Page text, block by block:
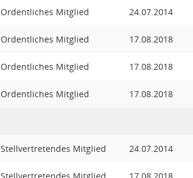
Ordentliches Mitglied 24.07.2014
Ordentliches Mitglied 17.08.2018
Ordentliches Mitglied 17.08.2018
Ordentliches Mitglied 17.08.2018
Stellvertretendes Mitglied 24.07.2014